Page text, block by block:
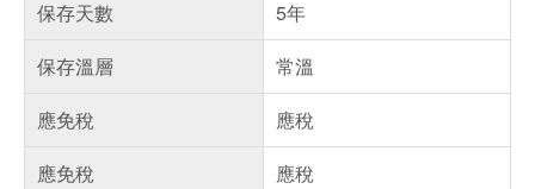
保存天數
5年
保存溫層
常溫
應免稅
應稅
應免稅
應稅